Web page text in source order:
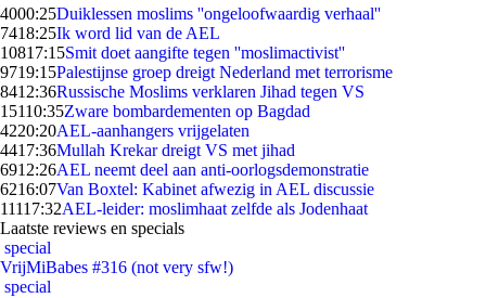
4000:25Duiklessen moslims ''ongeloofwaardig verhaal''
7418:25Ik word lid van de AEL
10817:15Smit doet aangifte tegen ''moslimactivist''
9719:15Palestijnse groep dreigt Nederland met terrorisme
8412:36Russische Moslims verklaren Jihad tegen VS
15110:35Zware bombardementen op Bagdad
4220:20AEL-aanhangers vrijgelaten
4417:36Mullah Krekar dreigt VS met jihad
6912:26AEL neemt deel aan anti-oorlogsdemonstratie
6216:07Van Boxtel: Kabinet afwezig in AEL discussie
11117:32AEL-leider: moslimhaat zelfde als Jodenhaat
Laatste reviews en specials
special
VrijMiBabes #316 (not very sfw!)
special